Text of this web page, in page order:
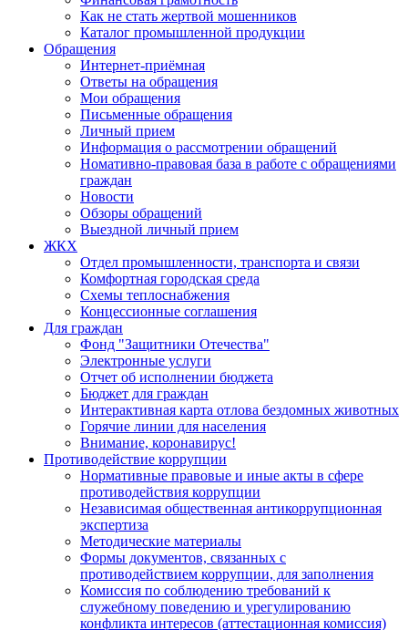
Как не стать жертвой мошенников
Каталог промышленной продукции
Обращения
Интернет-приёмная
Ответы на обращения
Мои обращения
Письменные обращения
Личный прием
Информация о рассмотрении обращений
Номативно-правовая база в работе с обращениями
граждан
Новости
Обзоры обращений
Выездной личный прием
ЖКХ
Отдел промышленности, транспорта и связи
Комфортная городская среда
Схемы теплоснабжения
Концессионные соглашения
Для граждан
Фонд "Защитники Отечества"
Электронные услуги
Отчет об исполнении бюджета
Бюджет для граждан
Интерактивная карта отлова бездомных животных
Горячие линии для населения
Внимание, коронавирус!
Противодействие коррупции
Нормативные правовые и иные акты в сфере
противодействия коррупции
Независимая общественная антикоррупционная
экспертиза
Методические материалы
Формы документов, связанных с
противодействием коррупции, для заполнения
Комиссия по соблюдению требований к
служебному поведению и урегулированию
конфликта интересов (аттестационная комиссия)